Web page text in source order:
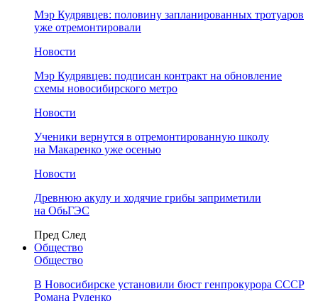
Мэр Кудрявцев: половину запланированных тротуаров
уже отремонтировали
Новости
Мэр Кудрявцев: подписан контракт на обновление
схемы новосибирского метро
Новости
Ученики вернутся в отремонтированную школу
на Макаренко уже осенью
Новости
Древнюю акулу и ходячие грибы заприметили
на ОбьГЭС
Пред След
Общество
Общество
В Новосибирске установили бюст генпрокурора СССР
Романа Руденко